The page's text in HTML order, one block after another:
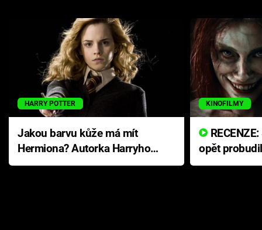
HARRY POTTER
Jakou barvu kůže má mít
Hermiona? Autorka Harryho
Pottera přišla s ráznou
KINOFILMY
opět
přichází s